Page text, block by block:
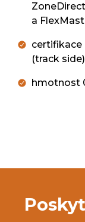
a
certifikace
(track side)
hmotnost